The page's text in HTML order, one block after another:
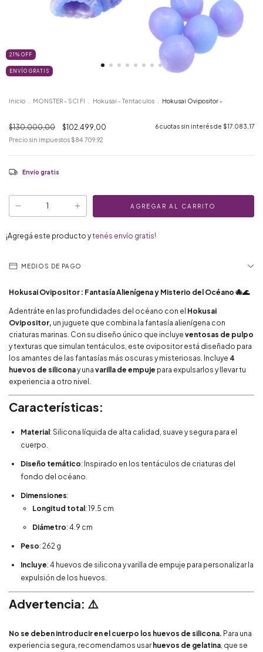
21 % OFF
ENVÍO GRATIS
Inicio MONSTER - SCI FI Hokusai - Tentaculos Hokusai Ovipositor -
$130.000,00 $102.499,00 6cuotas sin interés de $17.083,17
Precio sin impuestos $84.709,92
Envío gratis
¡Agregá este producto ytenés envío gratis!
MEDIOS DE PAGO
Hokusai Ovipositor : Fantasía Alienígena y Misterio del Océano 🐙🌊
Adentráte en las profundidades del océano con el Hokusai
Ovipositor, un juguete que combina la fantasía alienígena con
criaturas marinas. Con su diseño único que incluye ventosas de pulpo
y texturas que simulan tentáculos, este ovipositor está diseñado para
los amantes de las fantasías más oscuras y misteriosas. Incluye 4
huevos de siliconay una varilla de empuje para expulsarlos y llevar tu
experiencia a otro nivel.
Características:
Material : Silicona líquida de alta calidad, suave y segura para el
cuerpo.
Diseño temático: Inspirado en los tentáculos de criaturas del
fondo del océano.
Dimensiones:
Longitud total : 19.5 cm
Diámetro: 4.9 cm
Peso: 262 g
Incluye: 4 huevos de silicona y varilla de empuje para personalizar la
expulsión de los huevos.
Advertencia: ⚠️
No se deben introducir en el cuerpo los huevos de silicona. Para una
experiencia segura, recomendamos usar huevos de gelatina, que se